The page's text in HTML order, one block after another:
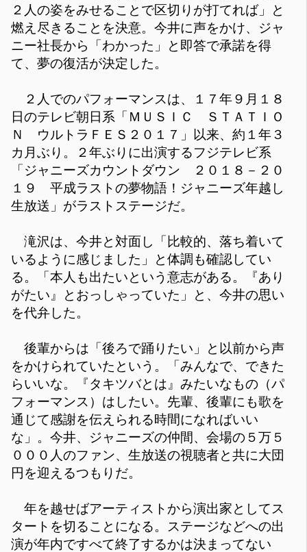
２人の姿をみせることで区切りが打てれば」と
燃え尽きることを決意。今井に声をかけ、ジャ
ニー社長から「わかった」と即答で承諾を得
て、夢の復活が決定した。
２人でのパフォーマンスは、１７年９月１８
日のテレビ朝日系「ＭＵＳＩＣ ＳＴＡＴＩＯ
Ｎ ウルトラＦＥＳ２０１７」以来、約１年３
カ月ぶり。２年ぶりに出演するフジテレビ系
「ジャニーズカウントダウン ２０１８－２０
１９ 平成ラストの夢物語！ジャニーズ年越し
生放送」がラストステージだ。
滝沢は、今井と対面し「比較的、落ち着いて
いるように感じました」と体調も確認してい
る。「本人も出たいという意志がある。『あり
がたい』とおっしゃっていた」と、今井の思い
を代弁した。
後輩からは「後ろで踊りたい」と以前から声
をかけられていたという。「みんなで、できた
らいいな。『タキツバとは』みたいなもの（パ
フォーマンス）はしたい。先輩、後輩にも歌を
通じて感謝を伝えられる時間になればいい
な」。今井、ジャニーズの仲間、会場の５万５
０００人のファン、生放送の視聴者と共に大団
円を迎えるつもりだ。
年を越せばアーティストから演出家としてス
タートを切ることになる。ステージなどへの出
演が年内ですべて終了するかは決まってない